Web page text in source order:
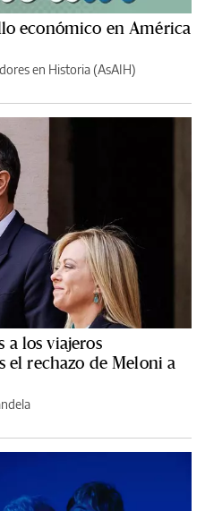
económico en América
en Historia (AsAIH)
a los viajeros
el rechazo de Meloni a